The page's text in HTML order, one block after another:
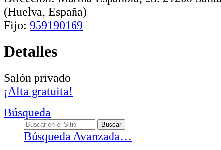
(Huelva, España)
Fijo: 959190169
Detalles
Salón privado
¡Alta gratuita!
Búsqueda
Búsqueda Avanzada…